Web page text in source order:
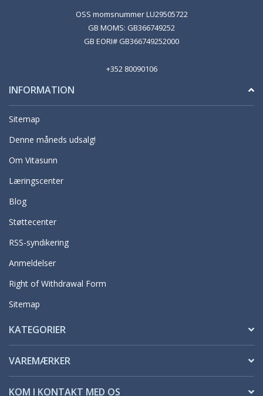
OSS momsnummer LU29505722
GB MOMS: GB366749252
GB EORI# GB366749252000
+352 80090106
INFORMATION
Sitemap
Denne måneds udsalg!
Om Vitasunn
Læringscenter
Blog
Støttecenter
RSS-syndikering
Anmeldelser
Right of Withdrawal Form
Sitemap
KATEGORIER
VAREMÆRKER
KOM I KONTAKT MED OS